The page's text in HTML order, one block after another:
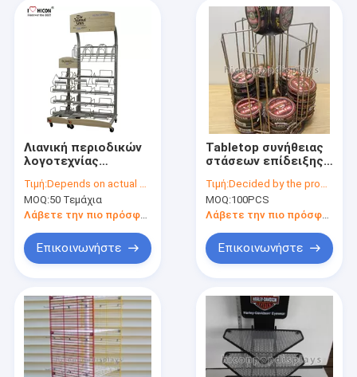
Προϊόντα
Σχετικά με εμάς
Λιανική περιοδικών
λογοτεχνίας
επίδειξης ραφιών
στάση επίδειξης
μετάλλων
Τιμή:Depends on actual specifications
MOQ:50 Τεμάχια
Λάβετε την πιο πρόσφατη τιμή
Επικοινωνήστε
Tabletop συνήθειας
στάσεων επίδειξης
καλωδίων μετάλλων
πολωνική επίδειξη
καταστημάτων
Τιμή:Decided by the product specifications
MOQ:100PCS
Λάβετε την πιο πρόσφατη τιμή
Επικοινωνήστε